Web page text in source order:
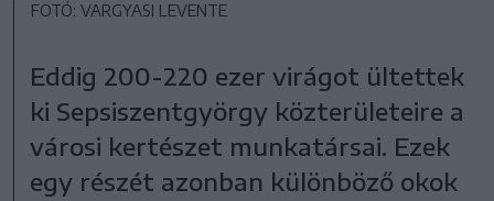
FOTÓ: VARGYASI LEVENTE
Eddig 200-220 ezer virágot ültettek
ki Sepsiszentgyörgy közterületeire a
városi kertészet munkatársai. Ezek
egy részét azonban különböző okok